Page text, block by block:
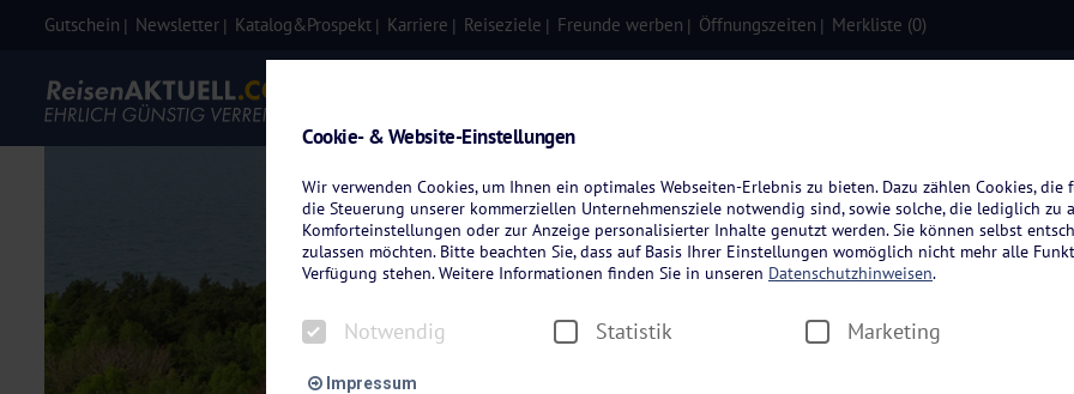
Gutschein Newsletter Katalog&Prospekt Karriere Reiseziele Freunde werben Öffnungszeiten Merkliste (0)
Cookie- & Website-Einstellungen
Wir verwenden Cookies, um Ihnen ein optimales Webseiten-Erlebnis zu bieten. Dazu zählen Cookies,
die Steuerung unserer kommerziellen Unternehmensziele notwendig sind, sowie solche, die lediglich zu
Komforteinstellungen oder zur Anzeige personalisierter Inhalte genutzt werden. Sie können selbst
zulassen möchten. Bitte beachten Sie, dass auf Basis Ihrer Einstellungen womöglich nicht mehr alle
Verfügung stehen. Weitere Informationen finden Sie in unseren Datenschutzhinweisen.
Notwendig Statistik Marketing
Impressum